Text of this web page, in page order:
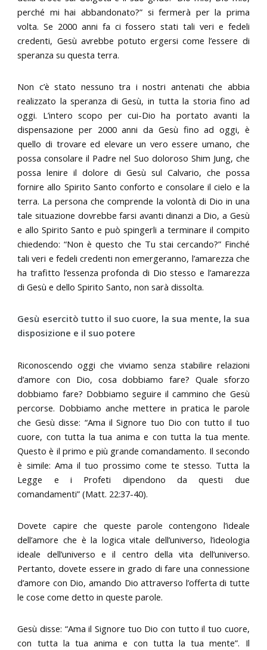
perché mi hai abbandonato?” si fermerà per la prima
volta. Se 2000 anni fa ci fossero stati tali veri e fedeli
credenti, Gesù avrebbe potuto ergersi come l’essere di
speranza su questa terra.
Non c’è stato nessuno tra i nostri antenati che abbia
realizzato la speranza di Gesù, in tutta la storia fino ad
oggi. L’intero scopo per cui-Dio ha portato avanti la
dispensazione per 2000 anni da Gesù fino ad oggi, è
quello di trovare ed elevare un vero essere umano, che
possa consolare il Padre nel Suo doloroso Shim Jung, che
possa lenire il dolore di Gesù sul Calvario, che possa
fornire allo Spirito Santo conforto e consolare il cielo e la
terra. La persona che comprende la volontà di Dio in una
tale situazione dovrebbe farsi avanti dinanzi a Dio, a Gesù
e allo Spirito Santo e può spingerli a terminare il compito
chiedendo: “Non è questo che Tu stai cercando?” Finché
tali veri e fedeli credenti non emergeranno, l’amarezza che
ha trafitto l’essenza profonda di Dio stesso e l’amarezza
di Gesù e dello Spirito Santo, non sarà dissolta.
Gesù esercitò tutto il suo cuore, la sua mente, la sua
disposizione e il suo potere
Riconoscendo oggi che viviamo senza stabilire relazioni
d’amore con Dio, cosa dobbiamo fare? Quale sforzo
dobbiamo fare? Dobbiamo seguire il cammino che Gesù
percorse. Dobbiamo anche mettere in pratica le parole
che Gesù disse: “Ama il Signore tuo Dio con tutto il tuo
cuore, con tutta la tua anima e con tutta la tua mente.
Questo è il primo e più grande comandamento. Il secondo
è simile: Ama il tuo prossimo come te stesso. Tutta la
Legge e i Profeti dipendono da questi due
comandamenti” (Matt. 22:37-40).
Dovete capire che queste parole contengono l’ideale
dell’amore che è la logica vitale dell’universo, l’ideologia
ideale dell’universo e il centro della vita dell’universo.
Pertanto, dovete essere in grado di fare una connessione
d’amore con Dio, amando Dio attraverso l’offerta di tutte
le cose come detto in queste parole.
Gesù disse: “Ama il Signore tuo Dio con tutto il tuo cuore,
con tutta la tua anima e con tutta la tua mente”. Il